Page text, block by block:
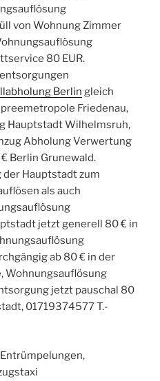
von Wohnung Zimmer
80 EUR.
Berlin gleich
Friedenau,
Hauptstadt Wilhelmsruh,
Abholung Verwertung
Berlin Grunewald.
Hauptstadt zum
als auch
jetzt generell 80 € in
ab 80 € in der
Wohnungsauflösung
jetzt pauschal 80
01719374577 T.-